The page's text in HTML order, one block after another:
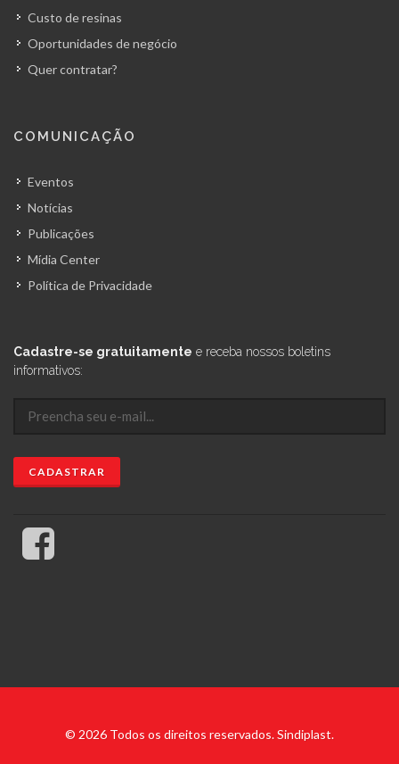
Custo de resinas
Oportunidades de negócio
Quer contratar?
COMUNICAÇÃO
Eventos
Notícias
Publicações
Mídia Center
Política de Privacidade
Cadastre-se gratuitamente e receba nossos boletins
informativos:
© 2026 Todos os direitos reservados. Sindiplast.